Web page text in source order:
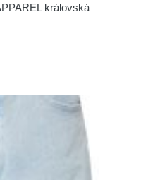
královská